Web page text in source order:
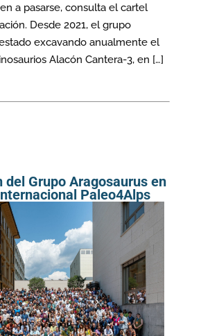
a pasarse, consulta el cartel
Desde 2021, el grupo
excavando anualmente el
Alacón Cantera-3, en […]
del Grupo Aragosaurus en
Paleo4Alps